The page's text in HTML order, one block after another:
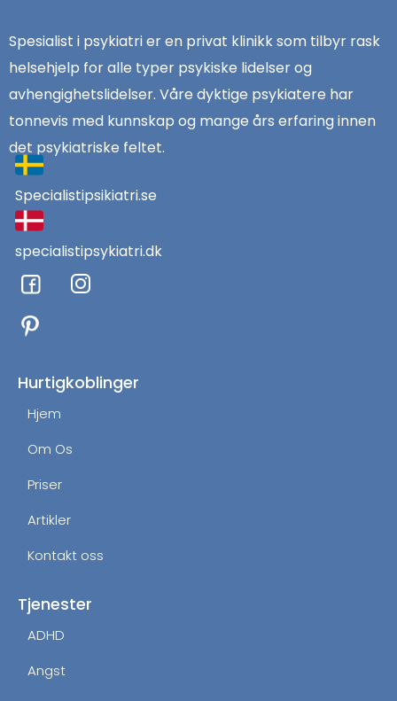
Spesialist i psykiatri er en privat klinikk som tilbyr rask
helsehjelp for alle typer psykiske lidelser og
avhengighetslidelser. Våre dyktige psykiatere har
tonnevis med kunnskap og mange års erfaring innen
det psykiatriske feltet.
Specialistipsikiatri.se
specialistipsykiatri.dk
F
a
c
e
o
k
I
n
g
Hurtigkoblinger
Hjem
Om Os
Priser
Artikler
Kontakt oss
Tjenester
ADHD
Angst